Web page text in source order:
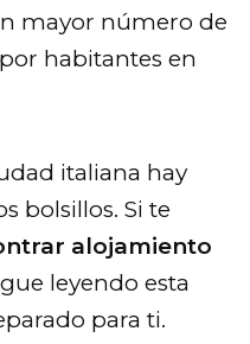
mayor número de
habitantes en
italiana hay
bolsillos. Si te
alojamiento
leyendo esta
para ti.